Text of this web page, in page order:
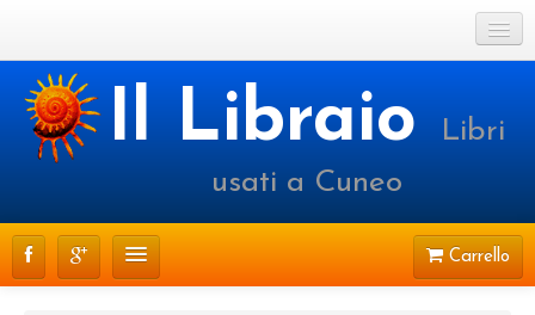
Cookie Policy
Login o registrati
Il LibraioLibri
usati a Cuneo
Carrello